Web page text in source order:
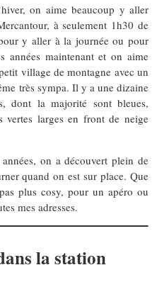
on aime beaucoup y aller
à seulement 1h30 de
y aller à la journée ou pour
maintenant et on aime
village de montagne avec un
très sympa. Il y a une dizaine
dont la majorité sont bleues,
vertes larges en front de neige
on a découvert plein de
quand on est sur place. Que
plus cosy, pour un apéro ou
mes adresses.
la station